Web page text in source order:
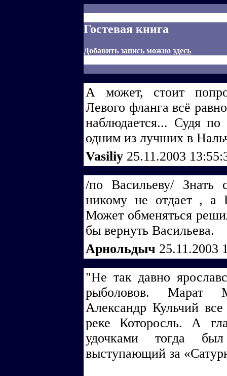
Гостевая книга
Добавить запись можно здесь
А может, стоит
Левого фланга всё
наблюдается... Судя
одним из лучших в
Vasiliy 25.11.2003
/по Васильеву/ Знать
никому не отдает , а
Может обменяться
бы вернуть Васильева.
Арнольдыч 25.11.2003
"Не так давно
рыболовов. Марат
Александр Кульчий
реке Которосль. А
удочками тогда
выступающий за